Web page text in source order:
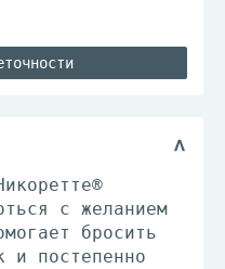
с желанием
бросить
и постепенно